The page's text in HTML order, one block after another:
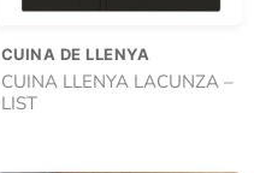
CUINA DE LLENYA
CUINA LLENYA LACUNZA –
LIST